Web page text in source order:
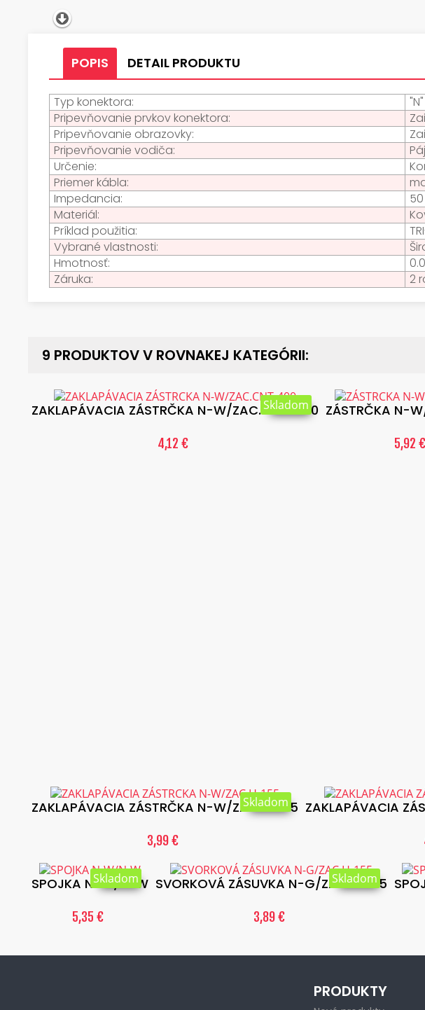
POPIS DETAIL PRODUKTU
Typ konektora:
Pripevňovanie prvkov konektora:
Pripevňovanie obrazovky:
Pripevňovanie vodiča:
Určenie:
Priemer kábla:
Impedancia:
Materiál:
Príklad použitia:
Vybrané vlastnosti:
Hmotnosť:
Záruka:
2
9 PRODUKTOV V ROVNAKEJ KATEGÓRII:
ZAKLAPÁVACIA ZÁSTRČKA N-W/ZAC.CNT-400
4,12 €
Skladom ZÁSTRČKA N-
5,92 €
ZAKLAPÁVACIA ZÁSTRČKA N-W/ZAC.H-155
3,99 €
Skladom ZAKLAPÁVACIA
SPOJKA N-W/N-W
5,35 €
Skladom SVORKOVÁ ZÁSUVKA N-G/ZAC.H-155
3,89 €
Skladom
PRODUKTY